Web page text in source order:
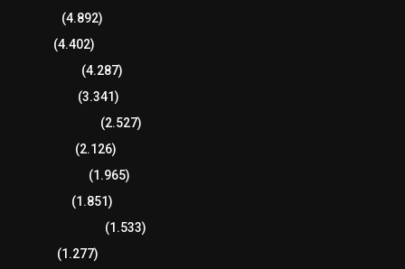
(4.892)
(4.402)
(4.287)
(3.341)
(2.527)
(2.126)
(1.965)
(1.851)
(1.533)
(1.277)